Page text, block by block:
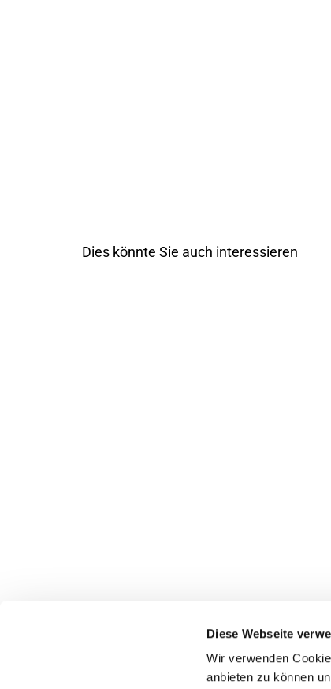
Diese Webseite
Wir verwenden
anbieten zu können
Dies könnte Sie auch interessieren
Feed